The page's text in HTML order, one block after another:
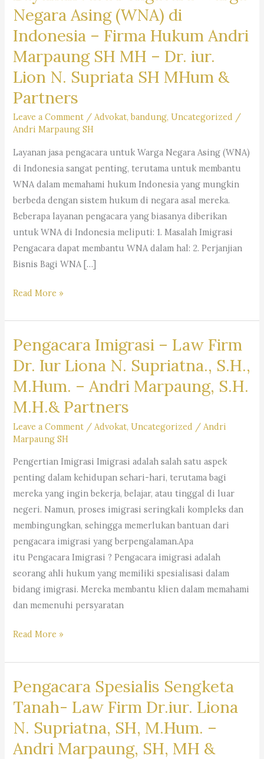
Negara Asing (WNA) di
Indonesia – Firma Hukum Andri
Marpaung SH MH – Dr. iur.
Lion N. Supriata SH MHum &
Partners
Leave a Comment /Advokat,bandung,Uncategorized /
Andri Marpaung SH
Layanan jasa pengacara untuk Warga Negara Asing (WNA)
di Indonesia sangat penting, terutama untuk membantu
WNA dalam memahami hukum Indonesia yang mungkin
berbeda dengan sistem hukum di negara asal mereka.
Beberapa layanan pengacara yang biasanya diberikan
untuk WNA di Indonesia meliputi: 1. Masalah Imigrasi
Pengacara dapat membantu WNA dalam hal: 2. Perjanjian
Bisnis Bagi WNA […]
Layanan
Pengacara
Warga
Asing
(WNA)
di
–Firma
Andri
Marpaung
SH
MH
–
Dr.
iur.
Lion
N.
Supriata
&
Read More »
Pengacara Imigrasi – Law Firm
Dr. Iur Liona N. Supriatna., S.H.,
M.Hum. – Andri Marpaung, S.H.
M.H.& Partners
Leave a Comment / Advokat,Uncategorized / Andri
Marpaung SH
Pengertian Imigrasi Imigrasi adalah salah satu aspek
penting dalam kehidupan sehari-hari, terutama bagi
mereka yang ingin bekerja, belajar, atau tinggal di luar
negeri. Namun, proses imigrasi seringkali kompleks dan
membingungkan, sehingga memerlukan bantuan dari
pengacara imigrasi yang berpengalaman.Apa
itu Pengacara Imigrasi ? Pengacara imigrasi adalah
seorang ahli hukum yang memiliki spesialisasi dalam
bidang imigrasi. Mereka membantu klien dalam memahami
dan memenuhi persyaratan
Pengacara
–
Law
Dr.
Iur
Liona
Read More »
Pengacara Spesialis Sengketa
Tanah- Law Firm Dr.iur. Liona
N. Supriatna, SH, M.Hum. –
Andri Marpaung, SH, MH &